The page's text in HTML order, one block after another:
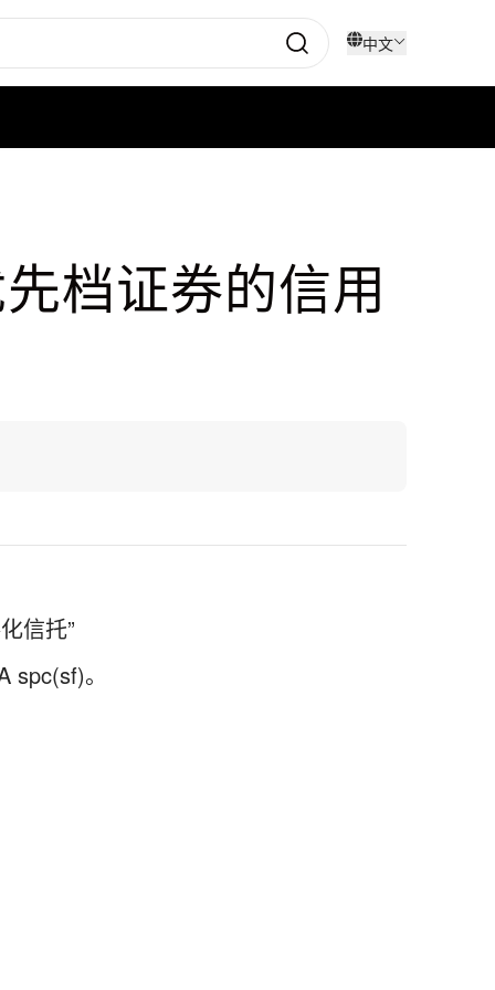
中文
档证券的信用
信托”
。